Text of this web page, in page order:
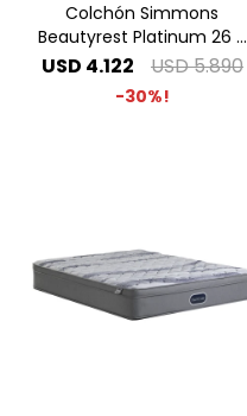
Colchón Simmons
Beautyrest Platinum 26 -
2.00 x 2.00 Super King
USD 4.122 USD5.890
30